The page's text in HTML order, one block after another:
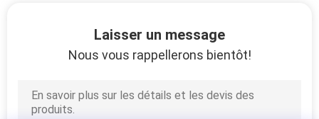
Laisser un message
Nous vous rappellerons bientôt!